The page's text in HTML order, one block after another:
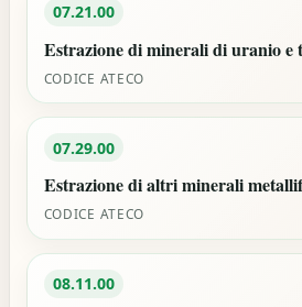
07.21.00
Estrazione di minerali di uranio e
CODICE ATECO
07.29.00
Estrazione di altri minerali
CODICE ATECO
08.11.00